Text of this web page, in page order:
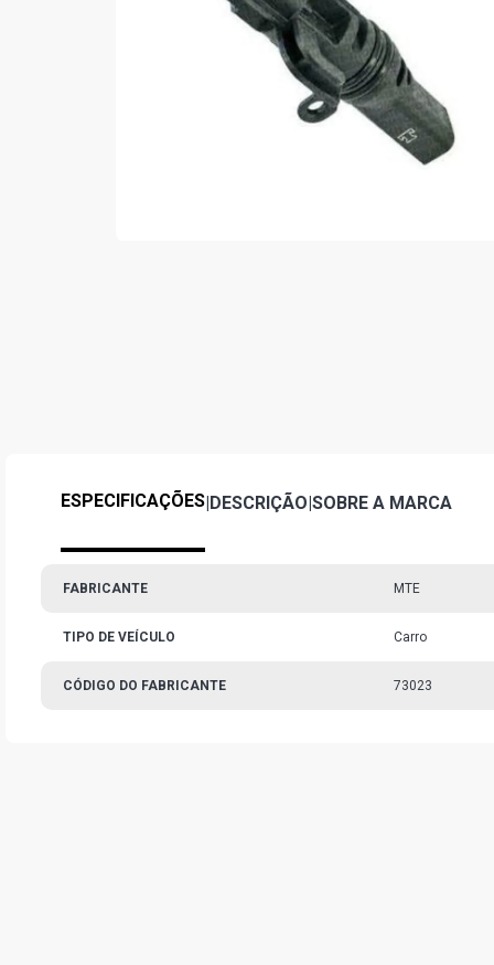
ESPECIFICAÇÕES|DESCRIÇÃO|SOBRE A MARCA
FABRICANTE MTE
TIPO DE VEÍCULO Carro
CÓDIGO DO FABRICANTE 73023